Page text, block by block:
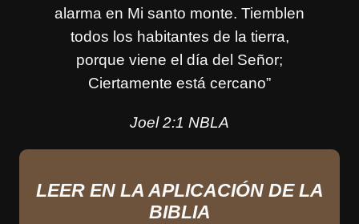
alarma en Mi santo monte. Tiemblen
todos los habitantes de la tierra,
porque viene el día del Señor;
Ciertamente está cercano”
Joel 2:1 NBLA
LEER EN LA APLICACIÓN DE LA
BIBLIA